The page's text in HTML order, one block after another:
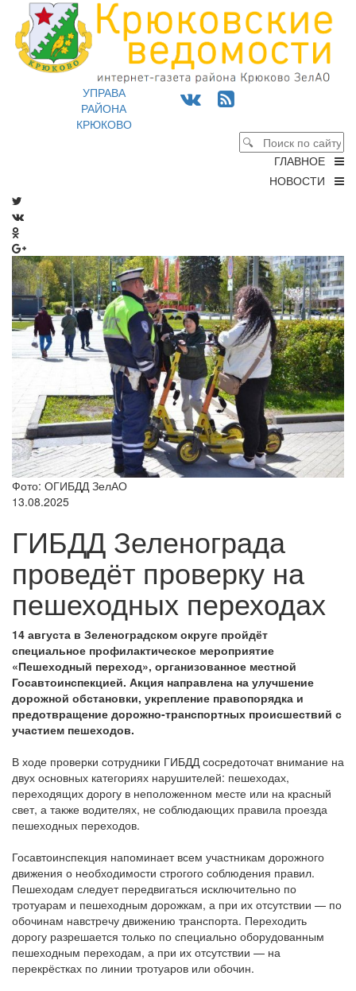
УПРАВА
РАЙОНА
КРЮКОВО
ГЛАВНОЕ
НОВОСТИ
Фото: ОГИБДД ЗелАО
13.08.2025
ГИБДД Зеленограда
проведёт проверку на
пешеходных переходах
14 августа в Зеленоградском округе пройдёт
специальное профилактическое мероприятие
«Пешеходный переход», организованное местной
Госавтоинспекцией. Акция направлена на улучшение
дорожной обстановки, укрепление правопорядка и
предотвращение дорожно-транспортных происшествий с
участием пешеходов.
В ходе проверки сотрудники ГИБДД сосредоточат внимание на
двух основных категориях нарушителей: пешеходах,
переходящих дорогу в неположенном месте или на красный
свет, а также водителях, не соблюдающих правила проезда
пешеходных переходов.
Госавтоинспекция напоминает всем участникам дорожного
движения о необходимости строгого соблюдения правил.
Пешеходам следует передвигаться исключительно по
тротуарам и пешеходным дорожкам, а при их отсутствии — по
обочинам навстречу движению транспорта. Переходить
дорогу разрешается только по специально оборудованным
пешеходным переходам, а при их отсутствии — на
перекрёстках по линии тротуаров или обочин.